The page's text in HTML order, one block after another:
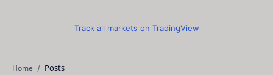
Track all markets on TradingView
Home Posts